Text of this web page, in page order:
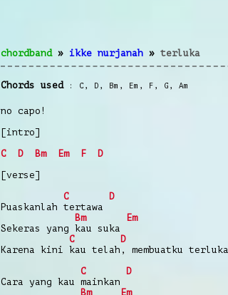
chordband» ikke nurjanah » terluka
Chords used C , D , Bm , Em , F , G , Am
no capo!
[intro]
C
D Bm Em F
D
[verse]
C
D
Puaskanlah tertawa
Bm
Em
Sekeras yang kau suka
C
D
Karena kini kau telah, membuatku terluka
C
D
Cara yang kau mainkan
Bm
Em